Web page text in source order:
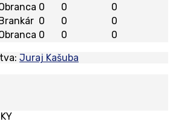
0 0
0
0 0
0
0 0
0
Juraj Kašuba